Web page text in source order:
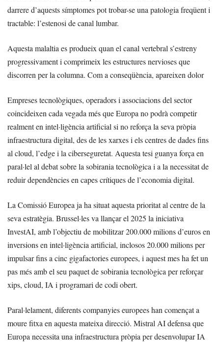
darrere d’aquests símptomes pot trobar-se una patologia freqüent i
tractable: l’estenosi de canal lumbar.
Aquesta malaltia es produeix quan el canal vertebral s’estreny
progressivament i comprimeix les estructures nervioses que
discorren per la columna. Com a conseqüència, apareixen dolor
Empreses tecnològiques, operadors i associacions del sector
coincideixen cada vegada més que Europa no podrà competir
realment en intel·ligència artificial si no reforça la seva pròpia
infraestructura digital, des de les xarxes i els centres de dades fins
al cloud, l’edge i la ciberseguretat. Aquesta tesi guanya força en
paral·lel al debat sobre la sobirania tecnològica i a la necessitat de
reduir dependències en capes crítiques de l’economia digital.
La Comissió Europea ja ha situat aquesta prioritat al centre de la
seva estratègia. Brussel·les va llançar el 2025 la iniciativa
InvestAI, amb l’objectiu de mobilitzar 200.000 milions d’euros en
inversions en intel·ligència artificial, inclosos 20.000 milions per
impulsar fins a cinc gigafactories europees, i aquest mes ha fet un
pas més amb el seu paquet de sobirania tecnològica per reforçar
xips, cloud, IA i programari de codi obert.
Paral·lelament, diferents companyies europees han començat a
moure fitxa en aquesta mateixa direcció. Mistral AI defensa que
Europa necessita una infraestructura pròpia per desenvolupar IA